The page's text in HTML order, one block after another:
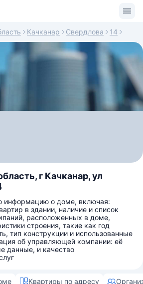
Качканар Свердлова 14
г Качканар, ул
информацию о доме, включая:
в здании, наличие и список
расположенных в доме,
строения, такие как год
тип конструкции и использованные
об управляющей компании: её
данные, и качество
Квартиры по адресу